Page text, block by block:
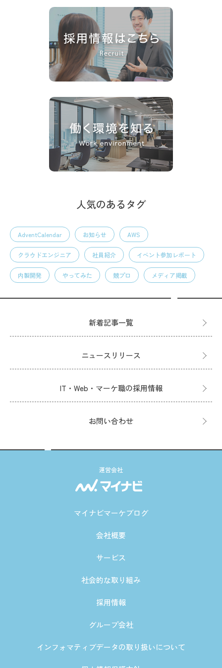
人気のあるタグ
AdventCalendar お知らせ AWS
クラウドエンジニア 社員紹介 イベント参加レポート
内製開発 やってみた 競プロ メディア掲載
新着記事一覧
ニュースリリース
IT・Web・マーケ職の採用情報
お問い合わせ
運営会社
マイナビマーケブログ
会社概要
サービス
社会的な取り組み
採用情報
グループ会社
インフォマティブデータの取り扱いについて